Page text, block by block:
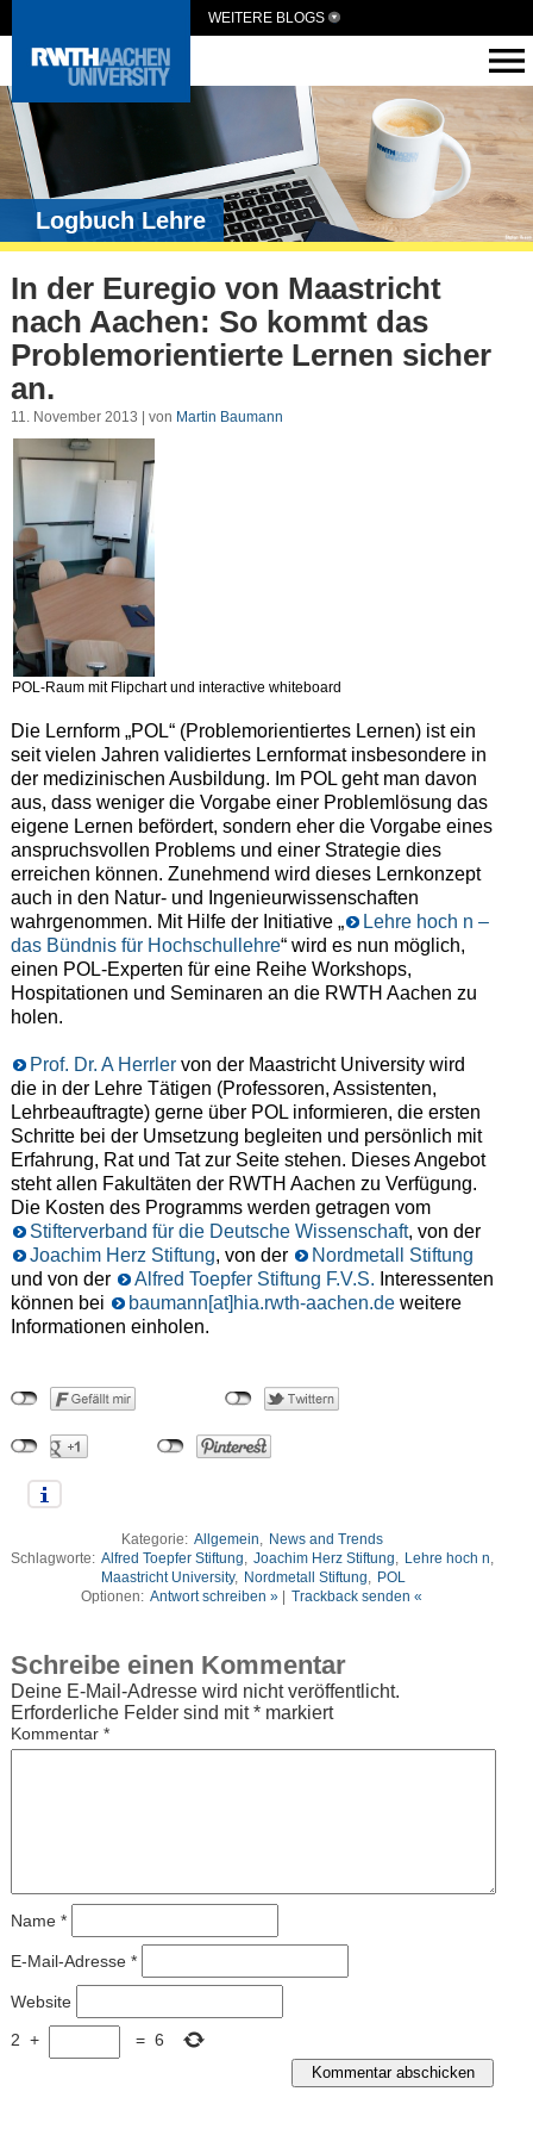
WEITERE BLOGS
Logbuch Lehre
In der Euregio von Maastricht
nach Aachen: So kommt das
Problemorientierte Lernen sicher
an.
11. November 2013 | von Martin Baumann
POL-Raum mit Flipchart und interactive whiteboard
Die Lernform „POL“ (Problemorientiertes Lernen) ist ein
seit vielen Jahren validiertes Lernformat insbesondere in
der medizinischen Ausbildung. Im POL geht man davon
aus, dass weniger die Vorgabe einer Problemlösung das
eigene Lernen befördert, sondern eher die Vorgabe eines
anspruchsvollen Problems und einer Strategie dies
erreichen können. Zunehmend wird dieses Lernkonzept
auch in den Natur- und Ingenieurwissenschaften
wahrgenommen. Mit Hilfe der Initiative „
Lehre hoch n –
das Bündnis für Hochschullehre“ wird es nun möglich,
einen POL-Experten für eine Reihe Workshops,
Hospitationen und Seminaren an die RWTH Aachen zu
holen.
Prof. Dr. A Herrlervon der Maastricht University wird
die in der Lehre Tätigen (Professoren, Assistenten,
Lehrbeauftragte) gerne über POL informieren, die ersten
Schritte bei der Umsetzung begleiten und persönlich mit
Erfahrung, Rat und Tat zur Seite stehen. Dieses Angebot
steht allen Fakultäten der RWTH Aachen zu Verfügung.
Die Kosten des Programms werden getragen vom
Stifterverband für die Deutsche Wissenschaft, von der
Joachim Herz Stiftung, von der
Nordmetall Stiftung
und von der
Alfred Toepfer Stiftung F.V.S. Interessenten
können bei
baumann[at]hia.rwth-aachen.deweitere
Informationen einholen.
Kategorie: Allgemein
News and Trends
Schlagworte: Alfred Toepfer Stiftung Joachim Herz Stiftung Lehre hoch n
Maastricht University, Nordmetall Stiftung
POL
Optionen: Antwort schreiben » | Trackback senden «
Schreibe einen Kommentar
Deine E-Mail-Adresse wird nicht veröffentlicht.
Erforderliche Felder sind mit*markiert
Kommentar *
Name *
E-Mail-Adresse *
Website
2 + = 6